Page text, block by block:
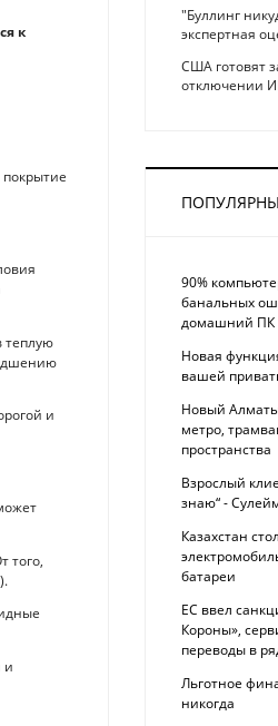
к
теплую
и
того,
и
"Буллинг
экспертная
США готовят
отключении
90%
банальных
домашний ПК
Новая
вашей
Новый
метро,
пространства
Взрослый
знаю“ -
Казахстан
батареи
ЕС ввел
Короны»,
переводы в
Льготное
никогда